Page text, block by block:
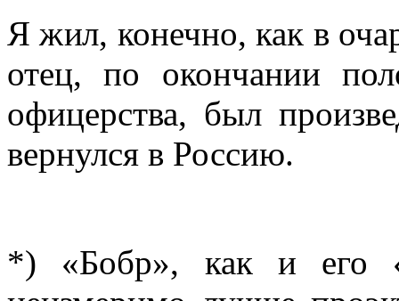
Я жил, конечно, как в
отец, по окончании
офицерства, был
вернулся в Рос­сию.
*) «Бобр», как и его